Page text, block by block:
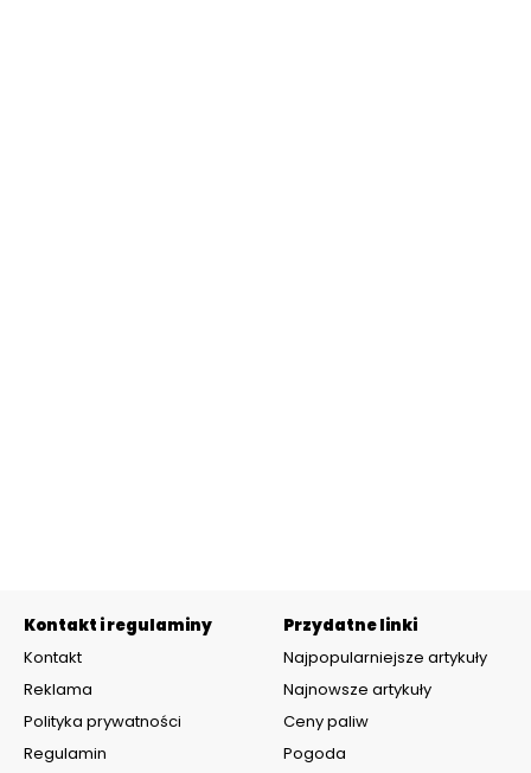
Kontakt i regulaminy
Kontakt
Reklama
Polityka prywatności
Regulamin
Przydatne linki
Najpopularniejsze artykuły
Najnowsze artykuły
Ceny paliw
Pogoda